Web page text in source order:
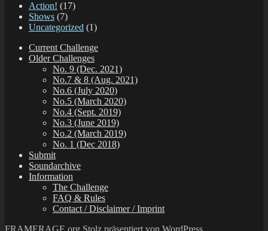
Action! (17)
Shows (7)
Uncategorized (1)
Current Challenge
Older Challenges
No. 9 (Dec. 2021)
No.7 & 8 (Aug. 2021)
No.6 (July 2020)
No.5 (March 2020)
No.4 (Sept. 2019)
No.3 (June 2019)
No.2 (March 2019)
No. 1 (Dec 2018)
Submit
Soundarchive
Information
The Challenge
FAQ & Rules
Contact / Disclaimer / Imprint
FRAMERAGE.org Stolz präsentiert von WordPress